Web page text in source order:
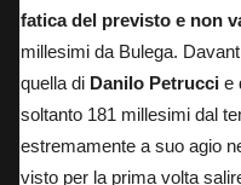
fatica del previsto e non
millesimi da Bulega.
quella di Danilo Petrucci e
soltanto 181 millesimi dal
estremamente a suo agio
visto per la prima volta